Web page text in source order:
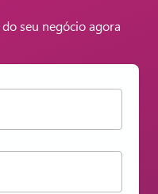
seu negócio agora